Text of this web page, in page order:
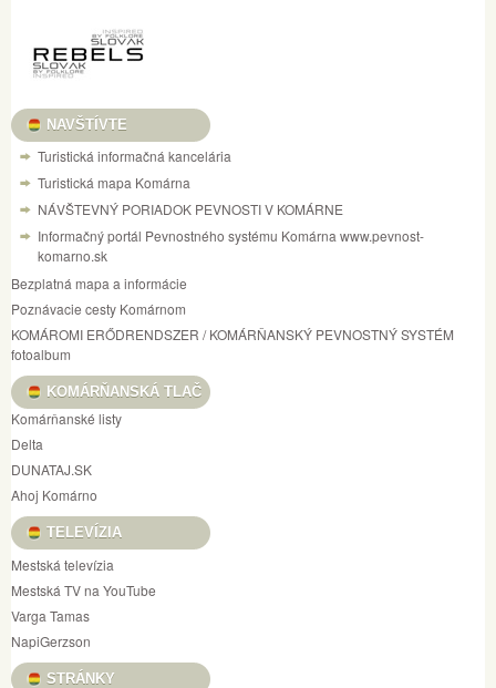
NAVŠTÍVTE
Turistická informačná kancelária
Turistická mapa Komárna
NÁVŠTEVNÝ PORIADOK PEVNOSTI V KOMÁRNE
Informačný portál Pevnostného systému Komárna www.pevnost-
komarno.sk
Bezplatná mapa a informácie
Poznávacie cesty Komárnom
KOMÁROMI ERŐDRENDSZER / KOMÁRŇANSKÝ PEVNOSTNÝ SYSTÉM
fotoalbum
KOMÁRŇANSKÁ TLAČ
Komárňanské listy
Delta
DUNATAJ.SK
Ahoj Komárno
TELEVÍZIA
Mestská televízia
Mestská TV na YouTube
Varga Tamas
NapiGerzson
STRÁNKY